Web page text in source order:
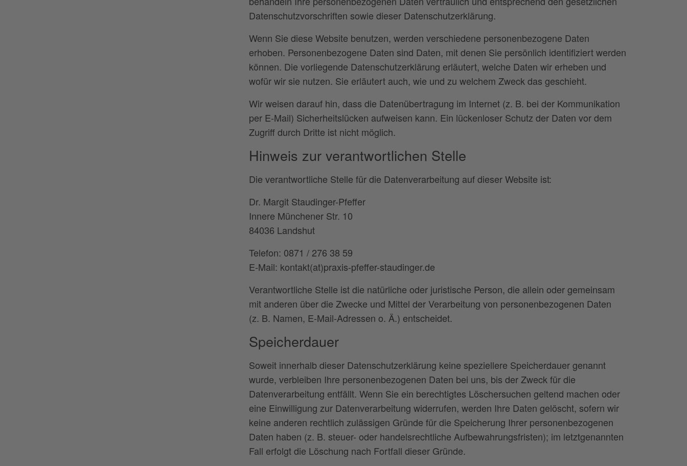
Datenschutzvorschriften sowie dieser Datenschutzerklärung.
Wenn Sie diese Website benutzen, werden verschiedene personenbezogene Daten
erhoben. Personenbezogene Daten sind Daten, mit denen Sie persönlich identifiziert werden
können. Die vorliegende Datenschutzerklärung erläutert, welche Daten wir erheben und
wofür wir sie nutzen. Sie erläutert auch, wie und zu welchem Zweck das geschieht.
Wir weisen darauf hin, dass die Datenübertragung im Internet (z. B. bei der Kommunikation
per E-Mail) Sicherheitslücken aufweisen kann. Ein lückenloser Schutz der Daten vor dem
Zugriff durch Dritte ist nicht möglich.
Hinweis zur verantwortlichen Stelle
Die verantwortliche Stelle für die Datenverarbeitung auf dieser Website ist:
Dr. Margit Staudinger-Pfeffer
Innere Münchener Str. 10
84036 Landshut
Telefon: 0871 / 276 38 59
E-Mail: kontakt(at)praxis-pfeffer-staudinger.de
Verantwortliche Stelle ist die natürliche oder juristische Person, die allein oder gemeinsam
mit anderen über die Zwecke und Mittel der Verarbeitung von personenbezogenen Daten
(z. B. Namen, E-Mail-Adressen o. Ä.) entscheidet.
Speicherdauer
Soweit innerhalb dieser Datenschutzerklärung keine speziellere Speicherdauer genannt
wurde, verbleiben Ihre personenbezogenen Daten bei uns, bis der Zweck für die
Datenverarbeitung entfällt. Wenn Sie ein berechtigtes Löschersuchen geltend machen oder
eine Einwilligung zur Datenverarbeitung widerrufen, werden Ihre Daten gelöscht, sofern wir
keine anderen rechtlich zulässigen Gründe für die Speicherung Ihrer personenbezogenen
Daten haben (z. B. steuer- oder handelsrechtliche Aufbewahrungsfristen); im letztgenannten
Fall erfolgt die Löschung nach Fortfall dieser Gründe.